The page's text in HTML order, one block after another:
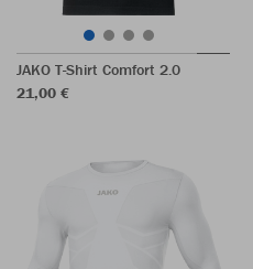
JAKO T-Shirt Comfort 2.0
21,00 €